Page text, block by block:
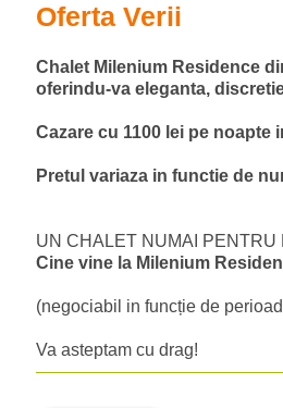
Oferta Verii
Chalet Milenium Residence
oferindu-va eleganta,
Cazare cu 1100 lei pe noapte
Pretul variaza in functie de
UN CHALET NUMAI PENTRU
Cine vine la Milenium
(negociabil in funcție de
Va asteptam cu drag!